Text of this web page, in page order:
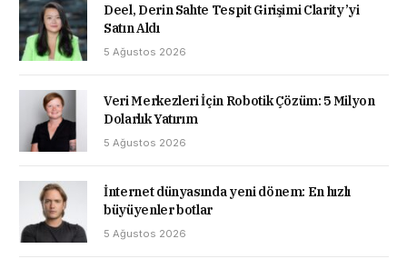
Deel, Derin Sahte Tespit Girişimi Clarity’yi
Satın Aldı
5 Ağustos 2026
Veri Merkezleri İçin Robotik Çözüm: 5 Milyon
Dolarlık Yatırım
5 Ağustos 2026
İnternet dünyasında yeni dönem: En hızlı
büyüyenler botlar
5 Ağustos 2026